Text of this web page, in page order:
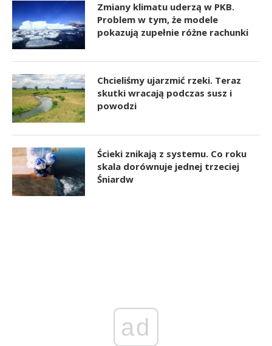
Zmiany klimatu uderzą w PKB.
Problem w tym, że modele
pokazują zupełnie różne rachunki
Chcieliśmy ujarzmić rzeki. Teraz
skutki wracają podczas susz i
powodzi
Ścieki znikają z systemu. Co roku
skala dorównuje jednej trzeciej
Śniardw
ad